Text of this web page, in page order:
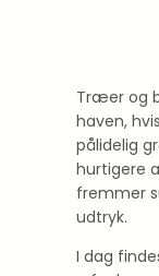
Træer og
haven,
pålidelig
hurtigere
fremmer
udtryk.
I dag